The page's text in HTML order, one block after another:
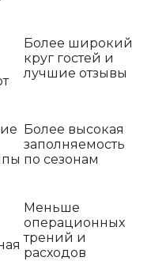
Более широкий
круг гостей и
лучшие отзывы
Более высокая
заполняемость
по сезонам
Меньше
операционных
трений и
расходов